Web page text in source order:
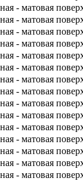
- матовая
- матовая
- матовая
- матовая
- матовая
- матовая
- матовая
- матовая
- матовая
- матовая
- матовая
- матовая
- матовая
- матовая
- матовая